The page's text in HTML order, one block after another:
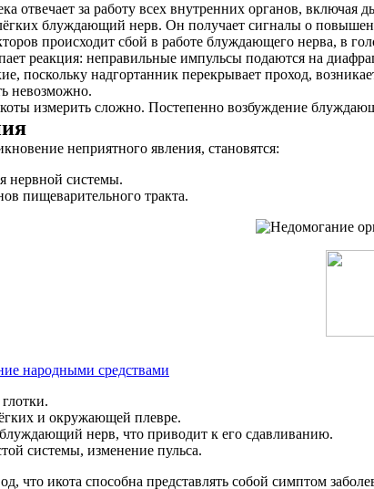
отвечает за работу всех внутренних органов,
блуждающий нерв. Он получает сигналы о
происходит сбой в работе блуждающего нерва, в
реакция: неправильные импульсы подаются на
поскольку надгортанник перекрывает проход,
невозможно.
измерить сложно. Постепенно возбуждение
неприятного явления, становятся:
нервной системы.
пищеварительного тракта.
народными средствами
и окружающей плевре.
нерв, что приводит к его сдавливанию.
системы, изменение пульса.
что икота способна представлять собой симптом